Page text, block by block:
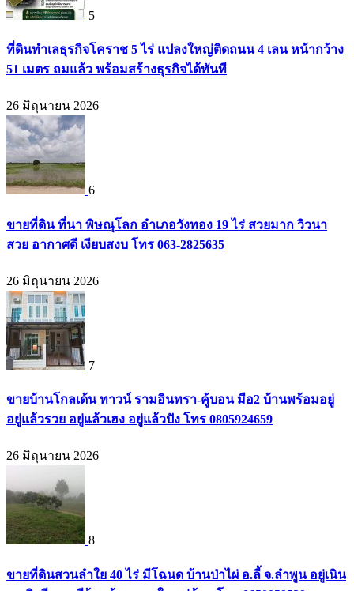
5
ที่ดินทำเลธุรกิจโคราช 5 ไร่ แปลงใหญ่ติดถนน 4 เลน หน้ากว้าง
51 เมตร ถมแล้ว พร้อมสร้างธุรกิจได้ทันที
26 มิถุนายน 2026
6
ขายที่ดิน ที่นา พิษณุโลก อำเภอวังทอง 19 ไร่ สวยมาก วิวนา
สวย อากาศดี เงียบสงบ โทร 063-2825635
26 มิถุนายน 2026
7
ขายบ้านโกลเด้น ทาวน์ รามอินทรา-คู้บอน มือ2 บ้านพร้อมอยู่
อยู่แล้วรวย อยู่แล้วเฮง อยู่แล้วปัง โทร 0805924659
26 มิถุนายน 2026
8
ขายที่ดินสวนลำใย 40 ไร่ มีโฉนด บ้านป่าไผ่ อ.ลี้ จ.ลำพูน อยู่เนิน